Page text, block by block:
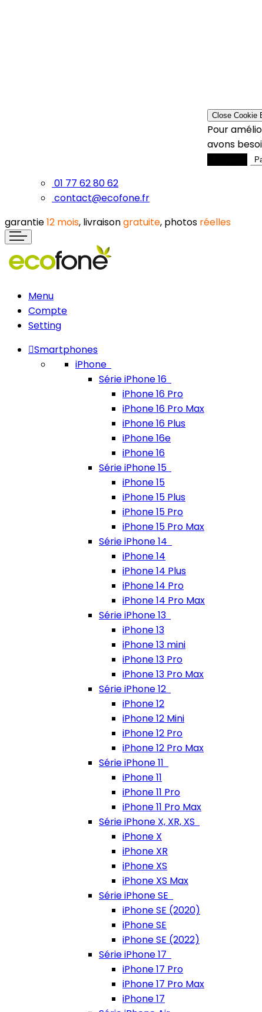
Close Cookie
Pour
avons
01 77 62 80 62
contact@ecofone.fr
garantie12 mois, livraisongratuite, photos réelles
Menu
Compte
Setting
Smartphones
iPhone
Série iPhone 16
iPhone 16 Pro
iPhone 16 Pro Max
iPhone 16 Plus
iPhone 16e
iPhone 16
Série iPhone 15
iPhone 15
iPhone 15 Plus
iPhone 15 Pro
iPhone 15 Pro Max
Série iPhone 14
iPhone 14
iPhone 14 Plus
iPhone 14 Pro
iPhone 14 Pro Max
Série iPhone 13
iPhone 13
iPhone 13 mini
iPhone 13 Pro
iPhone 13 Pro Max
Série iPhone 12
iPhone 12
iPhone 12 Mini
iPhone 12 Pro
iPhone 12 Pro Max
Série iPhone 11
iPhone 11
iPhone 11 Pro
iPhone 11 Pro Max
Série iPhone X, XR, XS
iPhone X
iPhone XR
iPhone XS
iPhone XS Max
Série iPhone SE
iPhone SE (2020)
iPhone SE
iPhone SE (2022)
Série iPhone 17
iPhone 17 Pro
iPhone 17 Pro Max
iPhone 17